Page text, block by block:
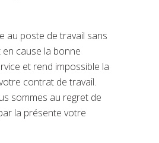
au poste de travail sans
cause la bonne
et rend impossible la
contrat de travail.
sommes au regret de
la présente votre